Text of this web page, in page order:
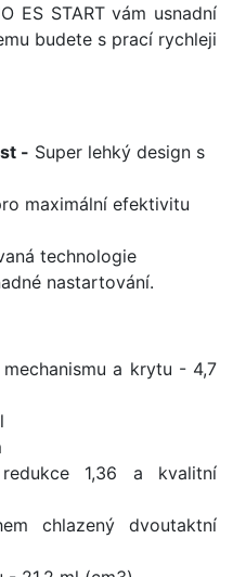
ES START vám usnadní
budete s prací rychleji
- Super lehký design s
maximální efektivitu
technologie
nastartování.
a krytu - 4,7
1,36 a kvalitní
chlazený dvoutaktní